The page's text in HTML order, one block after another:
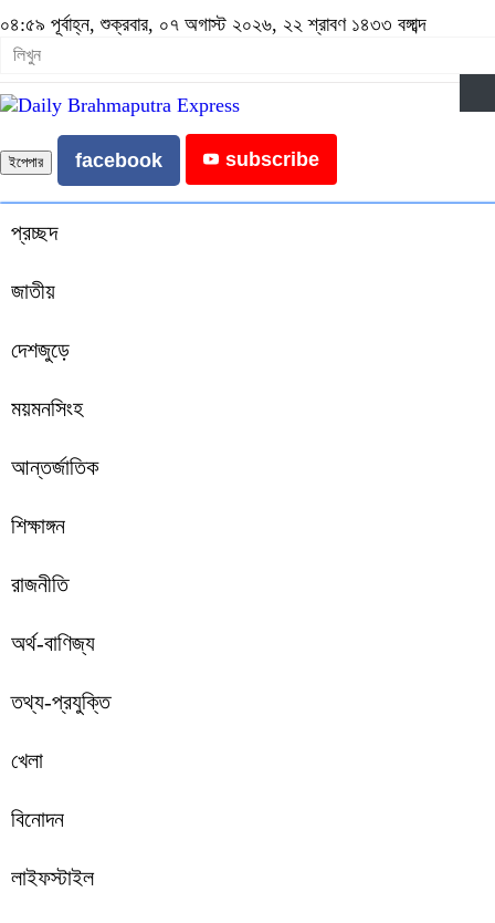
০৪:৫৯ পূর্বাহ্ন, শুক্রবার, ০৭ অগাস্ট ২০২৬, ২২ শ্রাবণ ১৪৩৩ বঙ্গাব্দ
ইপেপার facebook subscribe
প্রচ্ছদ
জাতীয়
দেশজুড়ে
ময়মনসিংহ
আন্তর্জাতিক
শিক্ষাঙ্গন
রাজনীতি
অর্থ-বাণিজ্য
তথ্য-প্রযুক্তি
খেলা
বিনোদন
লাইফস্টাইল